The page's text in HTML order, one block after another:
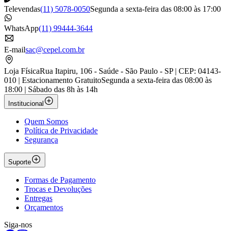
Televendas(11) 5078-0050Segunda a sexta-feira das 08:00 às 17:00
WhatsApp(11) 99444-3644
E-mailsac@cepel.com.br
Loja FísicaRua Itapiru, 106 - Saúde - São Paulo - SP | CEP: 04143-
010 | Estacionamento GratuitoSegunda a sexta-feira das 08:00 às
18:00 | Sábado das 8h às 14h
Institucional
Quem Somos
Política de Privacidade
Segurança
Suporte
Formas de Pagamento
Trocas e Devoluções
Entregas
Orçamentos
Siga-nos